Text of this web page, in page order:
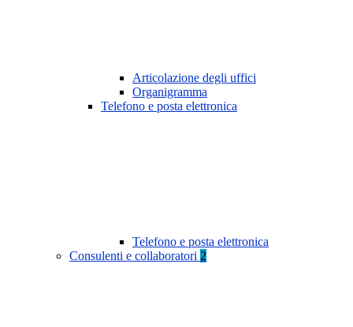
Articolazione degli uffici
Organigramma
Telefono e posta elettronica
Telefono e posta elettronica
Consulenti e collaboratori 2